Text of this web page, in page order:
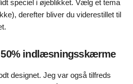
speciel i øjeblikket. Vælg et tema
derefter bliver du viderestillet til
50% indlæsningsskærme
designet. Jeg var også tilfreds